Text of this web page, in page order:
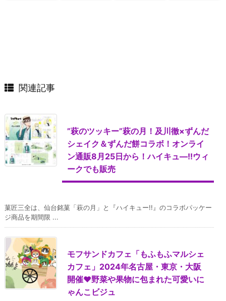
関連記事
”萩のツッキー”萩の月！及川徹×ずんだ
シェイク＆ずんだ餅コラボ！オンライ
ン通販8月25日から！ハイキュ―!!ウィ
ークでも販売
菓匠三全は、仙台銘菓「萩の月」と『ハイキュー!!』のコラボパッケー
ジ商品を期間限 ...
モフサンドカフェ「もふもふマルシェ
カフェ」2024年名古屋・東京・大阪
開催♥野菜や果物に包まれた可愛いに
ゃんこビジュ